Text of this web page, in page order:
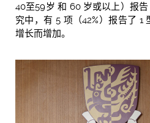
40至59岁 和 60 岁或以上）报
究中，有 5 项（42%）报告了 1
增长而增加。